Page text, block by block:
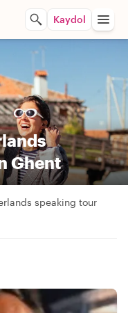
Kaydol
Ghent
speaking tour